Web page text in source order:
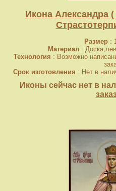
Икона Александра
Размер:
Материал:
Технология : Возможно
Срок изготовления : Нет в
Иконы сейчас нет в